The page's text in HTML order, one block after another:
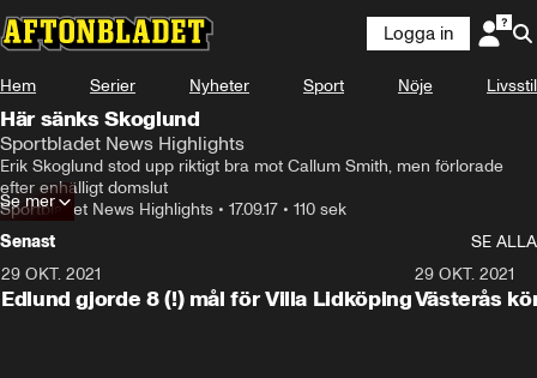
Logga in
Hem Serier Nyheter Sport Nöje Livsstil
Här sänks Skoglund
Sportbladet News Highlights
Erik Skoglund stod upp riktigt bra mot Callum Smith, men förlorade
efter enhälligt domslut
Sportbladet News Highlights • 17.09.17 • 110 sek
Se mer
Senast
SE ALLA
29 OKT. 2021
Edlund gjorde 8 (!) mål för Villa Lidköping
29 OKT. 2021
Västerås